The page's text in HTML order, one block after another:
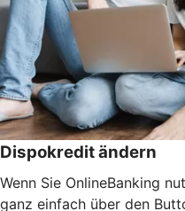
Dispokredit ändern
Wenn Sie OnlineBanking
ganz einfach über den